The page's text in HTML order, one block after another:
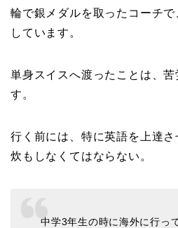
輪で銀メダルを取ったコーチ
しています。
単身スイスへ渡ったことは、苦
す。
行く前には、特に英語を上達
炊もしなくてはならない。
中学3年生の時に海外に行っ